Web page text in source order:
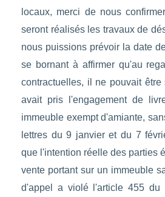
locaux, merci de nous
seront réalisés les travaux de
nous puissions prévoir la date
se bornant à affirmer qu'au
contractuelles, il ne pouvait être
avait pris l'engagement de
immeuble exempt d'amiante,
lettres du 9 janvier et du 7
que l'intention réelle des parties
vente portant sur un immeuble
d'appel a violé l'article 455 du